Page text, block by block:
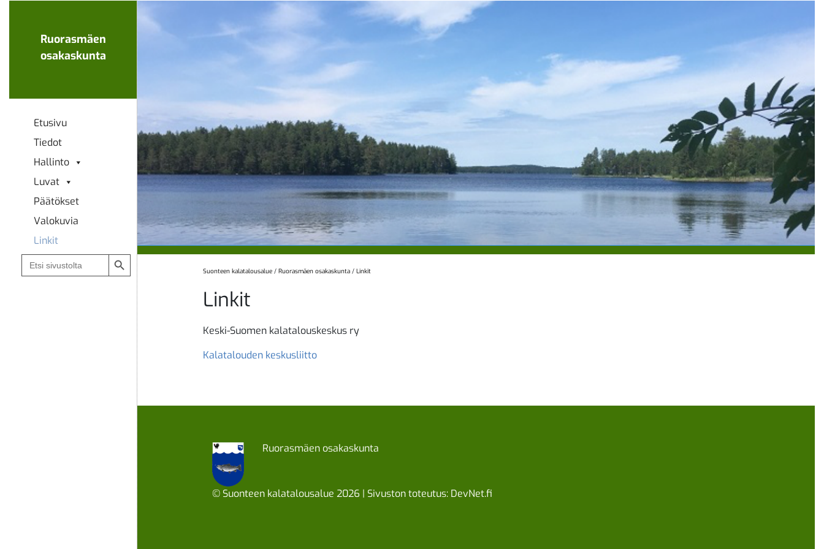
Ruorasmäen
osakaskunta
Etusivu
Tiedot
Hallinto
Luvat
Päätökset
Valokuvia
Linkit
Search
for:
Search Button
Suonteen kalatalousalue /Ruorasmäen osakaskunta /Linkit
Linkit
Keski-Suomen kalatalouskeskus ry
Kalatalouden keskusliitto
Ruorasmäen osakaskunta
© Suonteen kalatalousalue 2026 | Sivuston toteutus: DevNet.fi